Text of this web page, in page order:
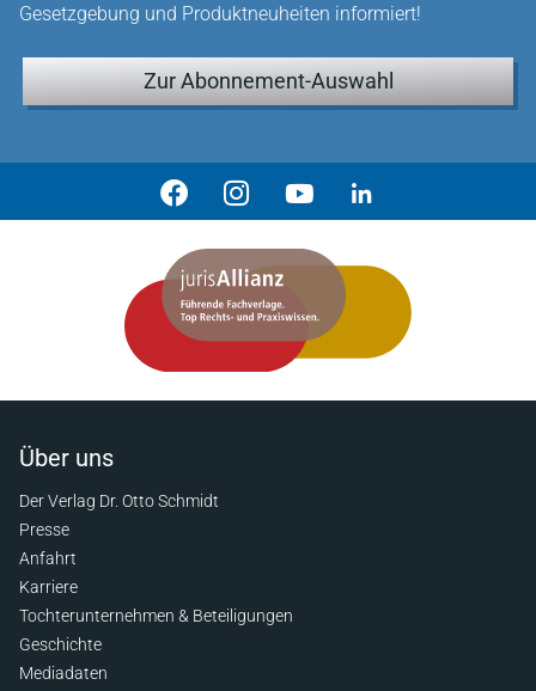
Gesetzgebung und Produktneuheiten informiert!
Zur Abonnement-Auswahl
Über uns
Der Verlag Dr. Otto Schmidt
Presse
Anfahrt
Karriere
Tochterunternehmen & Beteiligungen
Geschichte
Mediadaten